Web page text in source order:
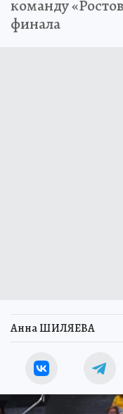
команду
финала
Анна ШИЛЯЕВА